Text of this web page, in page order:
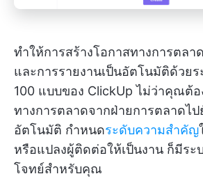
ทำให้การสร้างโอกาสทางการตลาด
และการรายงานเป็นอัตโนมัติด้วย
100 แบบของ ClickUp ไม่ว่าคุณต้
ทางการตลาดจากฝ่ายการตลาดไ
อัตโนมัติ กำหนดระดับความสำคัญ
หรือแปลงผู้ติดต่อให้เป็นงาน ก็มีร
โจทย์สำหรับคุณ